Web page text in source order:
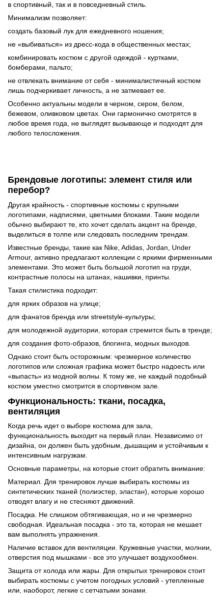
в спортивный, так и в повседневный стиль.
Минимализм позволяет:
создать базовый лук для ежедневного ношения;
не «выбиваться» из дресс-кода в общественных местах;
комбинировать костюм с другой одеждой - куртками,
бомберами, пальто;
не отвлекать внимание от себя - минималистичный костюм
лишь подчеркивает личность, а не затмевает ее.
Особенно актуальны модели в черном, сером, белом,
бежевом, оливковом цветах. Они гармонично смотрятся в
любое время года, не выглядят вызывающе и подходят для
любого телосложения.
Брендовые логотипы: элемент стиля или
перебор?
Другая крайность - спортивные костюмы с крупными
логотипами, надписями, цветными блоками. Такие модели
обычно выбирают те, кто хочет сделать акцент на бренде,
выделиться в толпе или следовать последним трендам.
Известные бренды, такие как Nike, Adidas, Jordan, Under
Armour, активно предлагают коллекции с яркими фирменными
элементами. Это может быть большой логотип на груди,
контрастные полосы на штанах, нашивки, принты.
Такая стилистика подходит:
для ярких образов на улице;
для фанатов бренда или streetstyle-культуры;
для молодежной аудитории, которая стремится быть в тренде;
для создания фото-образов, блогинга, модных выходов.
Однако стоит быть осторожным: чрезмерное количество
логотипов или сложная графика может быстро надоесть или
«выпасть» из модной волны. К тому же, не каждый подобный
костюм уместно смотрится в спортивном зале.
Функциональность: ткани, посадка,
вентиляция
Когда речь идет о выборе костюма для зала,
функциональность выходит на первый план. Независимо от
дизайна, он должен быть удобным, дышащим и устойчивым к
интенсивным нагрузкам.
Основные параметры, на которые стоит обратить внимание:
Материал. Для тренировок лучше выбирать костюмы из
синтетических тканей (полиэстер, эластан), которые хорошо
отводят влагу и не стесняют движений.
Посадка. Не слишком обтягивающая, но и не чрезмерно
свободная. Идеальная посадка - это та, которая не мешает
вам выполнять упражнения.
Наличие вставок для вентиляции. Кружевные участки, молнии,
отверстия под мышками - все это улучшает воздухообмен.
Защита от холода или жары. Для открытых тренировок стоит
выбирать костюмы с учетом погодных условий - утепленные
или, наоборот, легкие с сетчатыми зонами.